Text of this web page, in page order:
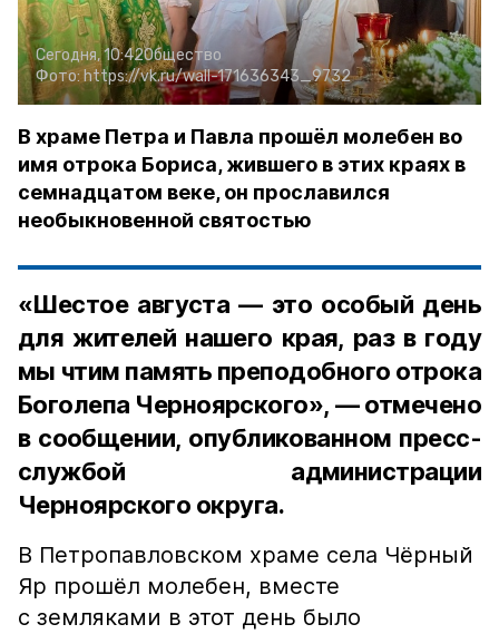
Сегодня, 10:42Общество
Фото: https://vk.ru/wall-171636343_9732
В храме Петра и Павла прошёл молебен во
имя отрока Бориса, жившего в этих краях в
семнадцатом веке, он прославился
необыкновенной святостью
«Шестое августа — это особый день
для жителей нашего края, раз в году
мы чтим память преподобного отрока
Боголепа Черноярского», — отмечено
в сообщении, опубликованном пресс-
службой администрации
Черноярского округа.
В Петропавловском храме села Чёрный
Яр прошёл молебен, вместе
с земляками в этот день было